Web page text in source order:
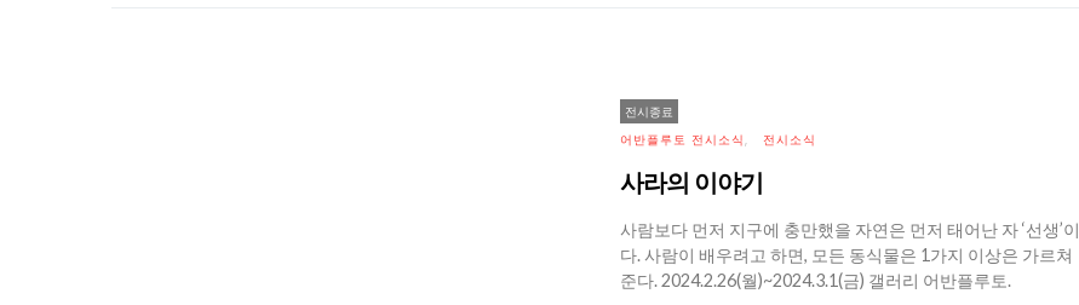
전시종료
어반플루토 전시소식 전시소식
사라의 이야기
사람보다 먼저 지구에 충만했을 자연은 먼저 태어난 자 ‘선생’이
다. 사람이 배우려고 하면, 모든 동식물은 1가지 이상은 가르쳐
준다. 2024.2.26(월)~2024.3.1(금) 갤러리 어반플루토.